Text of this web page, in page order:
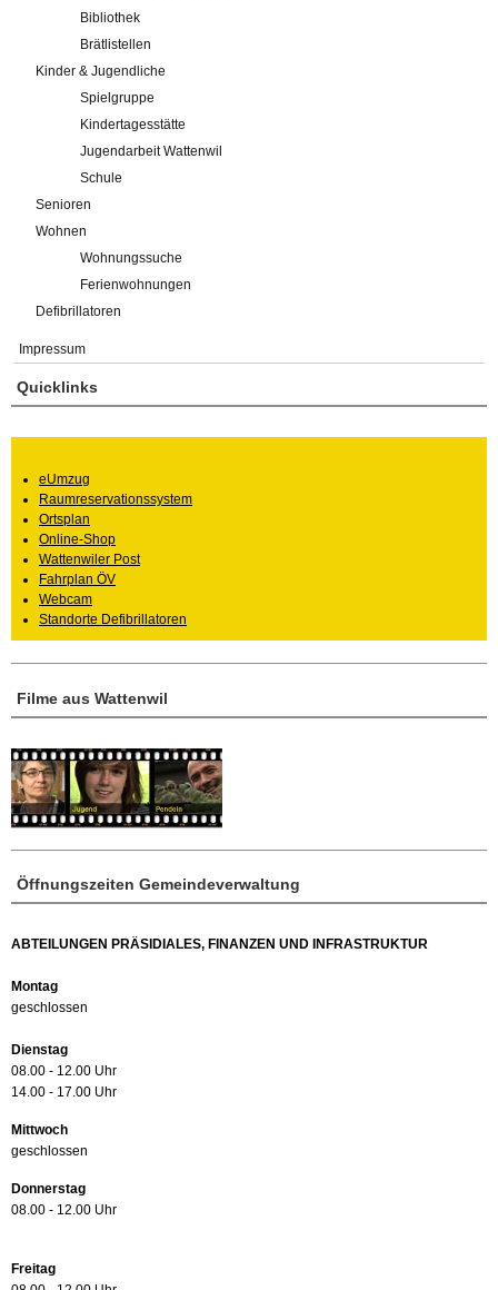
Bibliothek
Brätlistellen
Kinder & Jugendliche
Spielgruppe
Kindertagesstätte
Jugendarbeit Wattenwil
Schule
Senioren
Wohnen
Wohnungssuche
Ferienwohnungen
Defibrillatoren
Impressum
Öffnungszeiten Gemeindeverwaltung
ABTEILUNGEN PRÄSIDIALES, FINANZEN UND INFRASTRUKTUR
Montag
geschlossen
Dienstag
08.00 - 12.00 Uhr
14.00 - 17.00 Uhr
Mittwoch
geschlossen
Donnerstag
08.00 - 12.00 Uhr
Freitag
Filme aus Wattenwil
Quicklinks
eUmzug
Raumreservationssystem
Ortsplan
Online-Shop
Wattenwiler Post
Fahrplan ÖV
Webcam
Standorte Defibrillatoren